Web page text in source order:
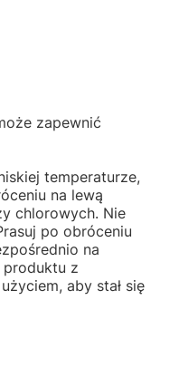
zapewnić
temperaturze,
na lewą
chlorowych. Nie
po obróceniu
na
produktu z
aby stał się